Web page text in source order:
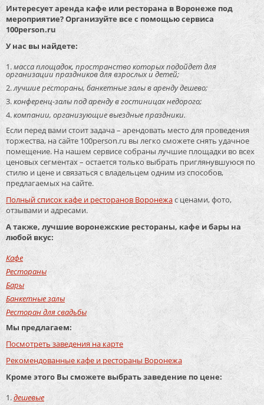
Интересует аренда кафе или ресторана в Воронеже под
мероприятие? Организуйте все с помощью сервиса
100person.ru
У нас вы найдете:
масса площадок, пространство которых подойдет для
организации праздников для взрослых и детей;
лучшие рестораны, банкетные залы в аренду дешево;
конференц-залы под аренду в гостиницах недорого;
компании, организующие выездные праздники.
Если перед вами стоит задача – арендовать место для проведения
торжества, на сайте 100person.ru вы легко сможете снять удачное
помещение. На нашем сервисе собраны лучшие площадки во всех
ценовых сегментах – остается только выбрать приглянувшуюся по
стилю и цене и связаться с владельцем одним из способов,
предлагаемых на сайте.
Полный список кафе и ресторанов Воронежас ценами, фото,
отзывами и адресами.
А также, лучшие воронежские рестораны, кафе и бары на
любой вкус:
Кафе
Рестораны
Бары
Банкетные залы
Ресторан для свадьбы
Мы предлагаем:
Посмотреть заведения на карте
Рекомендованные кафе и рестораны Воронежа
Кроме этого Вы сможете выбрать заведение по цене:
дешевые